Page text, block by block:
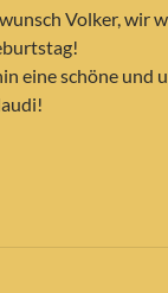
Volker, wir
eine schöne und